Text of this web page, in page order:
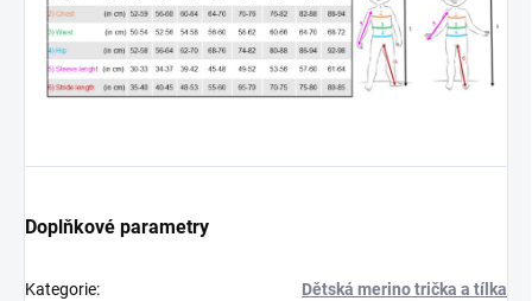
Doplňkové parametry
Kategorie: Dětská merino trička a tílka